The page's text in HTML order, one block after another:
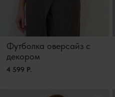
Футболка оверсайз с
декором
4 599 Р.